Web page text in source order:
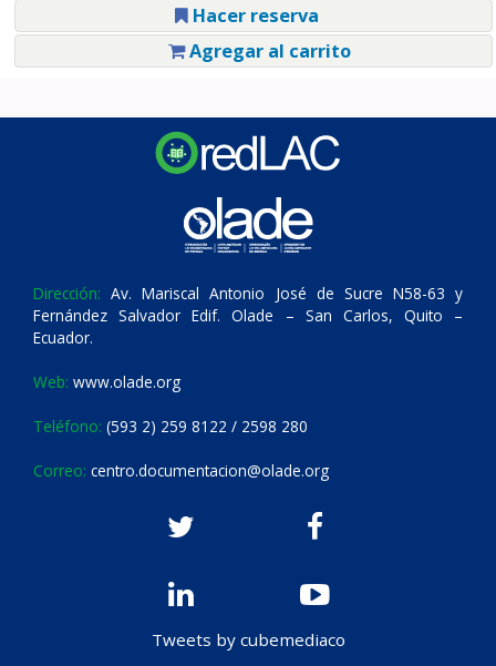
Hacer reserva
Agregar al carrito
Dirección: Av. Mariscal Antonio José de Sucre N58-63 y
Fernández Salvador Edif. Olade – San Carlos, Quito –
Ecuador.
Web: www.olade.org
Teléfono: (593 2) 259 8122 / 2598 280
Correo: centro.documentacion@olade.org
Tweets by cubemediaco